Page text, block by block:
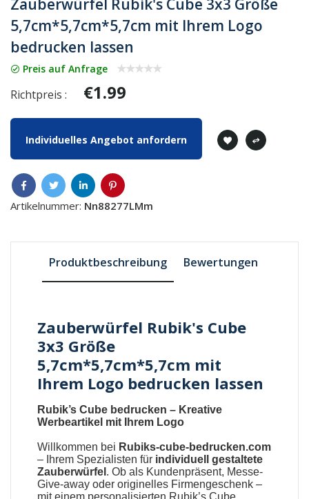
Zauberwürfel Rubik's Cube 3x3 Größe
5,7cm*5,7cm*5,7cm mit Ihrem Logo
bedrucken lassen
Preis auf Anfrage
Richtpreis : €1.99
Individuelles Angebot anfordern
Artikelnummer: Nn88277LMm
Produktbeschreibung Bewertungen
Zauberwürfel Rubik's Cube
3x3 Größe
5,7cm*5,7cm*5,7cm mit
Ihrem Logo bedrucken lassen
Rubik’s Cube bedrucken – Kreative
Werbeartikel mit Ihrem Logo
Willkommen bei Rubiks-cube-bedrucken.com
– Ihrem Spezialisten für individuell gestaltete
Zauberwürfel . Ob als Kundenpräsent, Messe-
Give-away oder originelles Firmengeschenk –